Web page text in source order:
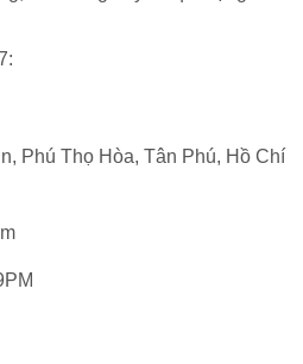
Phú Thọ Hòa, Tân Phú, Hồ Chí